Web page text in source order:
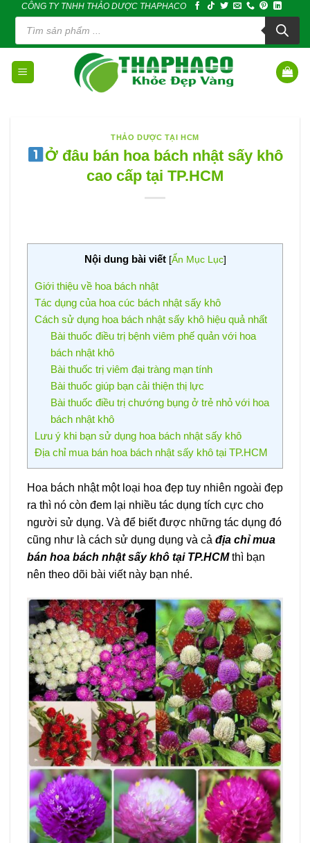
content
CÔNG TY TNHH THẢO DƯỢC THAPHACO
Tìm
kiếm
phẩm
THẢO DƯỢC TẠI HCM
Ở đâu bán hoa bách nhật sấy khô
cao cấp tại TP.HCM
Nội dung bài viết [Ẩn Mục Lục]
Giới thiệu về hoa bách nhật
Tác dụng của hoa cúc bách nhật sấy khô
Cách sử dụng hoa bách nhật sấy khô hiệu quả nhất
Bài thuốc điều trị bệnh viêm phế quản với hoa
bách nhật khô
Bài thuốc trị viêm đại tràng mạn tính
Bài thuốc giúp bạn cải thiện thị lực
Bài thuốc điều trị chướng bụng ở trẻ nhỏ với hoa
bách nhật khô
Lưu ý khi bạn sử dụng hoa bách nhật sấy khô
Địa chỉ mua bán hoa bách nhật sấy khô tại TP.HCM
Hoa bách nhật một loại hoa đẹp tuy nhiên ngoài đẹp
ra thì nó còn đem lại nhiều tác dụng tích cực cho
người sử dụng. Và để biết được những tác dụng đó
cũng như là cách sử dụng dụng và cả địa chỉ mua
bán hoa bách nhật sấy khô tại TP.HCMthì bạn
nên theo dõi bài viết này bạn nhé.